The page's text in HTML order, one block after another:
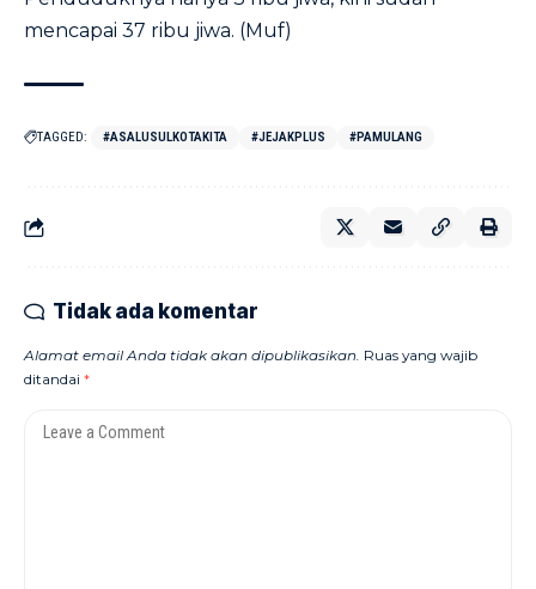
mencapai 37 ribu jiwa. (Muf)
TAGGED: #ASALUSULKOTAKITA #JEJAKPLUS #PAMULANG
Tidak ada komentar
Alamat email Anda tidak akan dipublikasikan. Ruas yang wajib
ditandai *